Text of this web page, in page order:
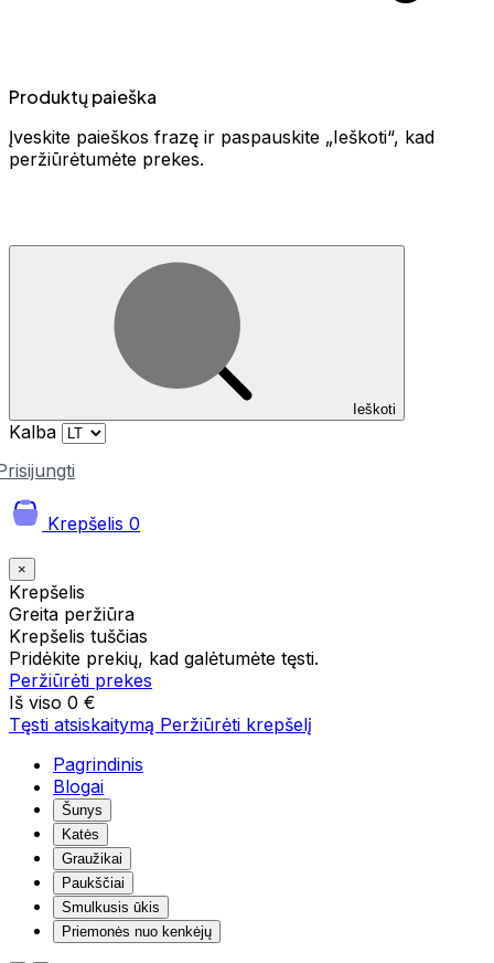
Produktų paieška
Įveskite paieškos frazę ir paspauskite „Ieškoti“, kad
peržiūrėtumėte prekes.
Ieškoti
Kalba
Krepšelis 0
×
Krepšelis
Greita peržiūra
Krepšelis tuščias
Pridėkite prekių, kad galėtumėte tęsti.
Peržiūrėti prekes
Iš viso 0 €
Tęsti atsiskaitymą Peržiūrėti krepšelį
Pagrindinis
Blogai
Šunys
Katės
Graužikai
Paukščiai
Smulkusis ūkis
Priemonės nuo kenkėjų